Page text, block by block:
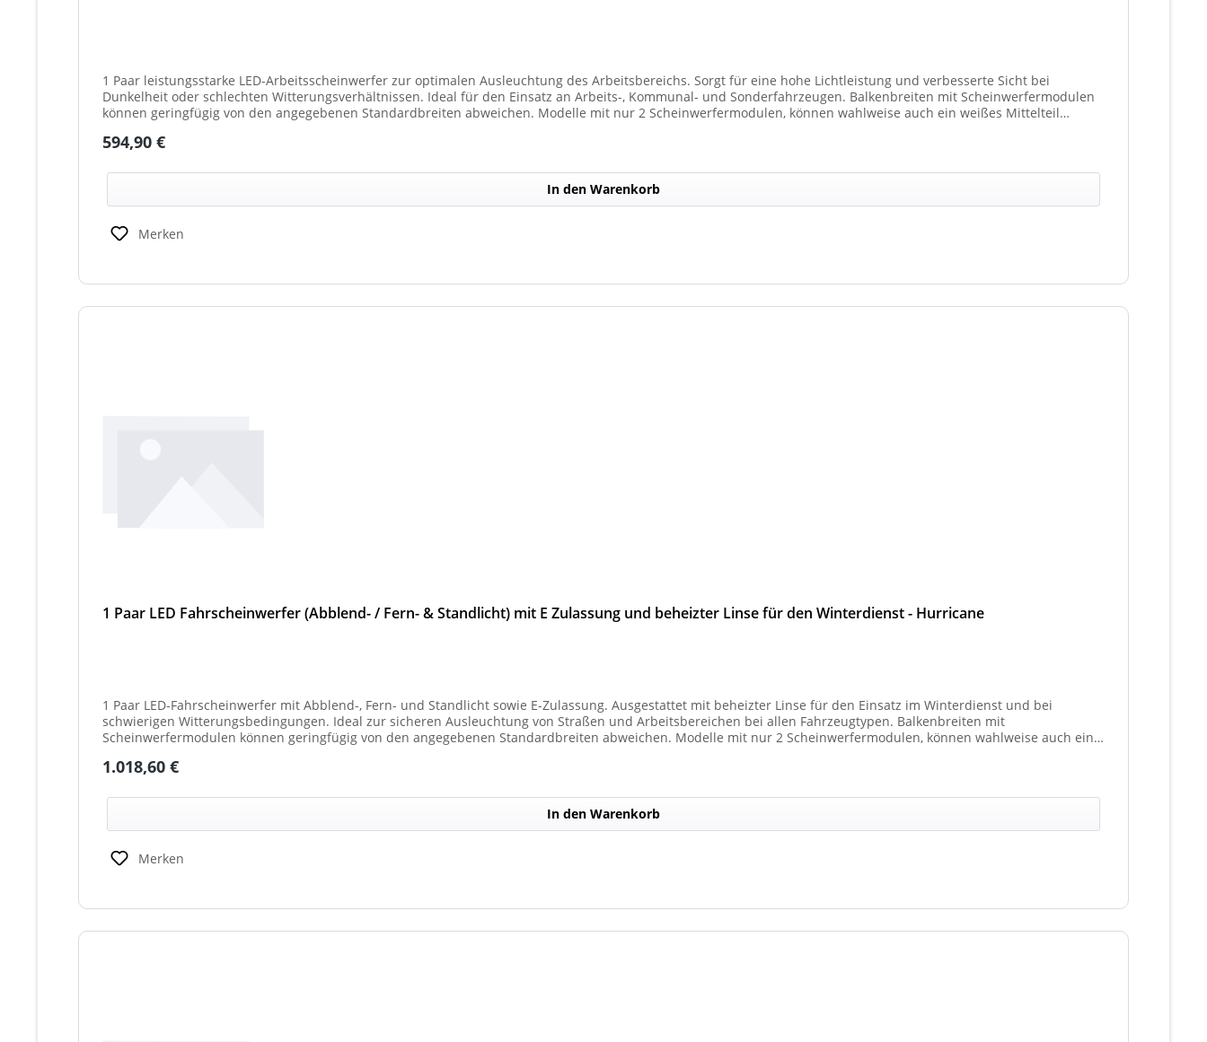
1 Paar leistungsstarke LED-Arbeitsscheinwerfer zur optimalen Ausleuchtung des Arbeitsbereichs. Sorgt für eine hohe Lichtleistung und verbesserte Sicht bei
Dunkelheit oder schlechten Witterungsverhältnissen. Ideal für den Einsatz an Arbeits-, Kommunal- und Sonderfahrzeugen. Balkenbreiten mit Scheinwerfermodulen
können geringfügig von den angegebenen Standardbreiten abweichen. Modelle mit nur 2 Scheinwerfermodulen, können wahlweise auch ein weißes Mittelteil
Regulärer Preis:
594,90 €
In den Warenkorb
Merken
1 Paar LED Fahrscheinwerfer (Abblend- / Fern- & Standlicht) mit E Zulassung und beheizter Linse für den Winterdienst - Hurricane
1 Paar LED-Fahrscheinwerfer mit Abblend-, Fern- und Standlicht sowie E-Zulassung. Ausgestattet mit beheizter Linse für den Einsatz im Winterdienst und bei
schwierigen Witterungsbedingungen. Ideal zur sicheren Ausleuchtung von Straßen und Arbeitsbereichen bei allen Fahrzeugtypen. Balkenbreiten mit
Scheinwerfermodulen können geringfügig von den angegebenen Standardbreiten abweichen. Modelle mit nur 2 Scheinwerfermodulen, können wahlweise auch ein
Scheinwerfer möglich)
Regulärer Preis:
1.018,60 €
In den Warenkorb
Merken